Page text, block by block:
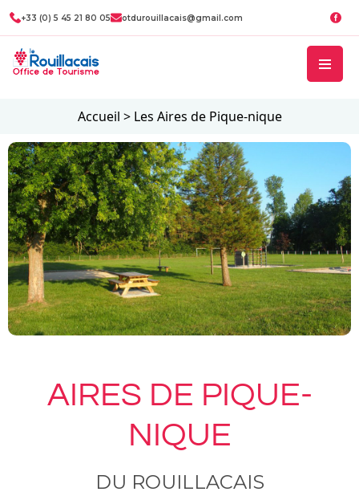
+33 (0) 5 45 21 80 05 otdurouillacais@gmail.com
Accueil > Les Aires de Pique-nique
AIRES DE PIQUE-
NIQUE
DU ROUILLACAIS